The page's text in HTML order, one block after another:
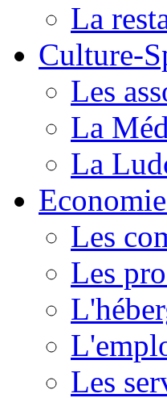
La
Culture-
Les
La
La
Les
Les
Les